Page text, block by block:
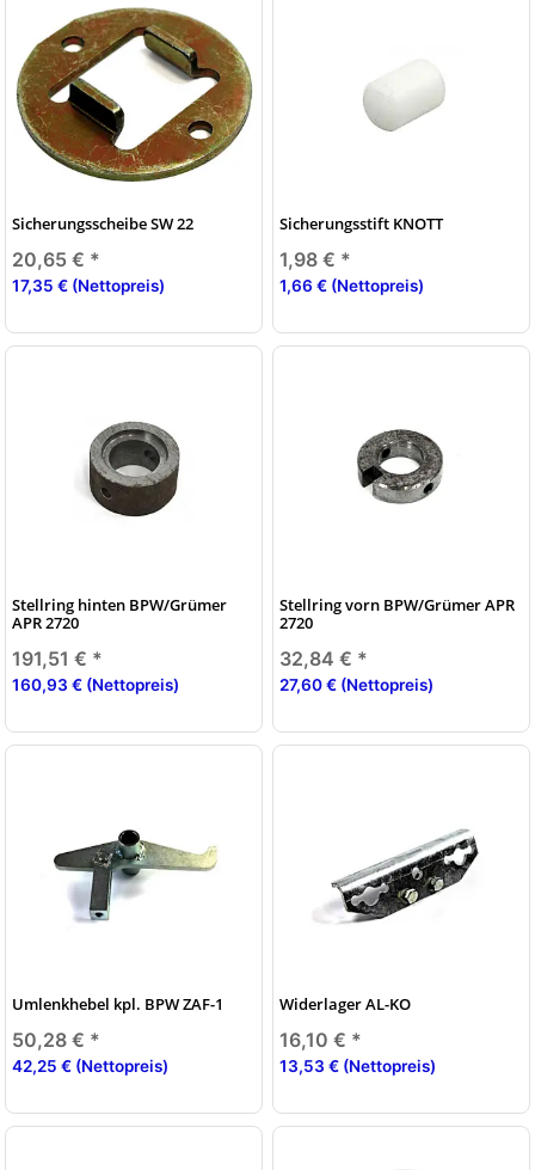
Sicherungsscheibe SW 22
20,65 € *
17,35 € (Nettopreis)
Sicherungsstift KNOTT
1,98 € *
1,66 € (Nettopreis)
Stellring hinten BPW/Grümer
APR 2720
191,51 € *
160,93 € (Nettopreis)
Stellring vorn BPW/Grümer APR
2720
32,84 € *
27,60 € (Nettopreis)
Umlenkhebel kpl. BPW ZAF-1
50,28 € *
42,25 € (Nettopreis)
Widerlager AL-KO
16,10 € *
13,53 € (Nettopreis)